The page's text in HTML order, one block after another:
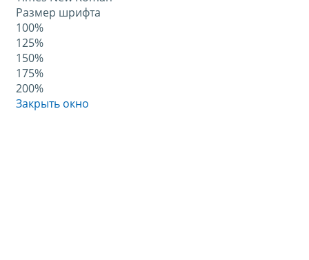
Размер шрифта
100%
125%
150%
175%
200%
Закрыть окно